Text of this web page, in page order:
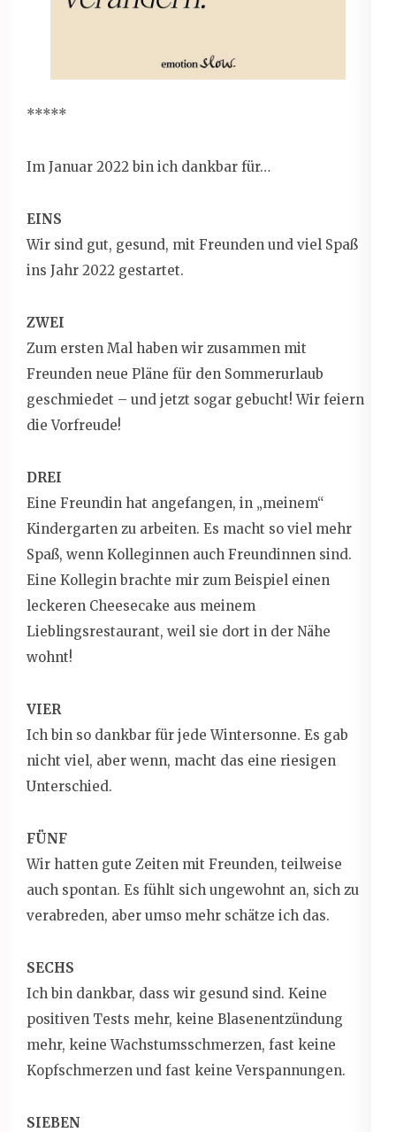
*****
Im Januar 2022 bin ich dankbar für…
EINS
Wir sind gut, gesund, mit Freunden und viel Spaß
ins Jahr 2022 gestartet.
ZWEI
Zum ersten Mal haben wir zusammen mit
Freunden neue Pläne für den Sommerurlaub
geschmiedet – und jetzt sogar gebucht! Wir feiern
die Vorfreude!
DREI
Eine Freundin hat angefangen, in „meinem“
Kindergarten zu arbeiten. Es macht so viel mehr
Spaß, wenn Kolleginnen auch Freundinnen sind.
Eine Kollegin brachte mir zum Beispiel einen
leckeren Cheesecake aus meinem
Lieblingsrestaurant, weil sie dort in der Nähe
wohnt!
VIER
Ich bin so dankbar für jede Wintersonne. Es gab
nicht viel, aber wenn, macht das eine riesigen
Unterschied.
FÜNF
Wir hatten gute Zeiten mit Freunden, teilweise
auch spontan. Es fühlt sich ungewohnt an, sich zu
verabreden, aber umso mehr schätze ich das.
SECHS
Ich bin dankbar, dass wir gesund sind. Keine
positiven Tests mehr, keine Blasenentzündung
mehr, keine Wachstumsschmerzen, fast keine
Kopfschmerzen und fast keine Verspannungen.
SIEBEN